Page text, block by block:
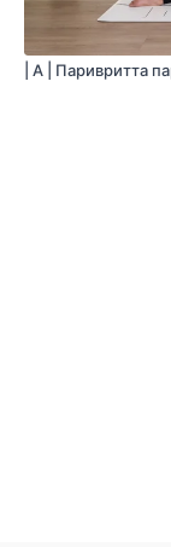
| A | Паривритта